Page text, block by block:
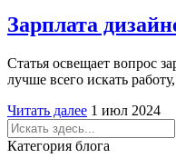
Зарплата
Статья освещает вопрос
лучше всего искать
Читать далее 1 июл 2024
Категория блога